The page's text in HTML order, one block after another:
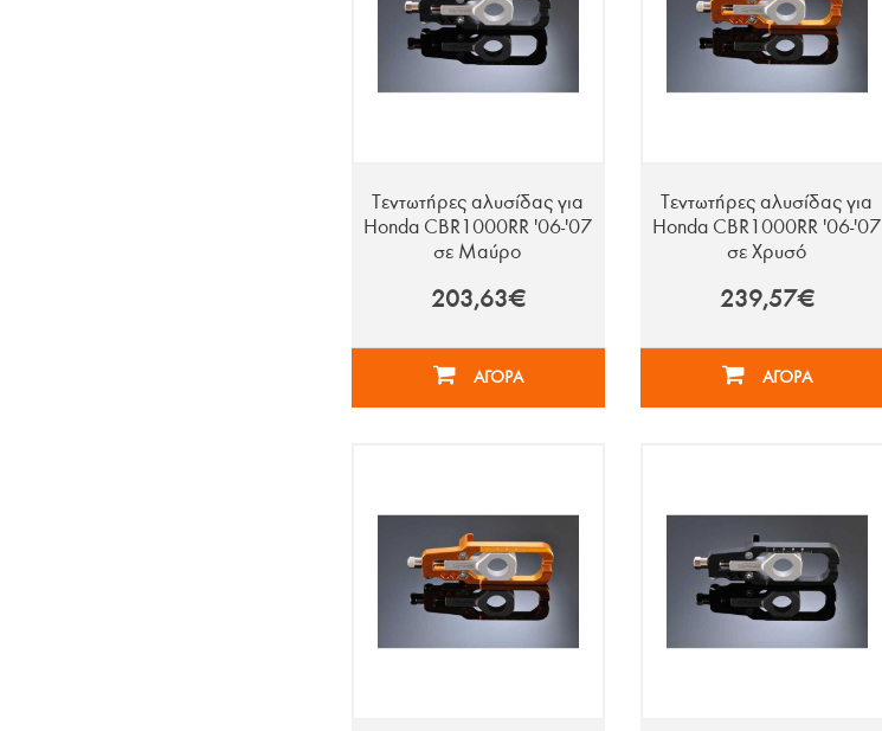
Τεντωτήρες αλυσίδας για
Honda CBR1000RR '06-'07
σε Μαύρο
203,63€
ΑΓΟΡΑ
Τεντωτήρες αλυσίδας για
Honda CBR1000RR '06-'07
σε Χρυσό
239,57€
ΑΓΟΡΑ